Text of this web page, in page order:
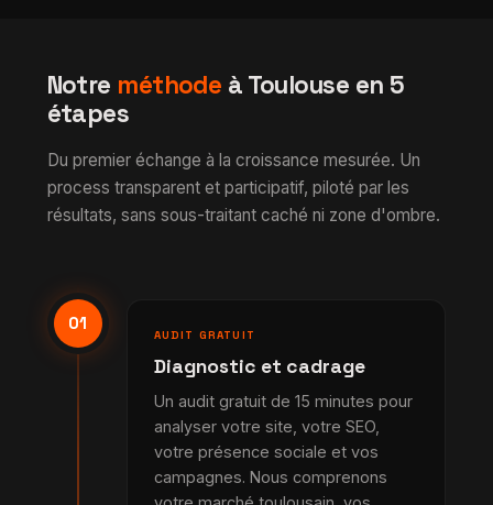
Notre méthode à Toulouse en 5
étapes
Du premier échange à la croissance mesurée. Un
process transparent et participatif, piloté par les
résultats, sans sous-traitant caché ni zone d'ombre.
01
AUDIT GRATUIT
Diagnostic et cadrage
Un audit gratuit de 15 minutes pour
analyser votre site, votre SEO,
votre présence sociale et vos
campagnes. Nous comprenons